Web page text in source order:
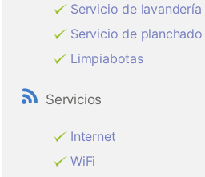
Servicio de lavandería
Servicio de planchado
Limpiabotas
Servicios
Internet
WiFi